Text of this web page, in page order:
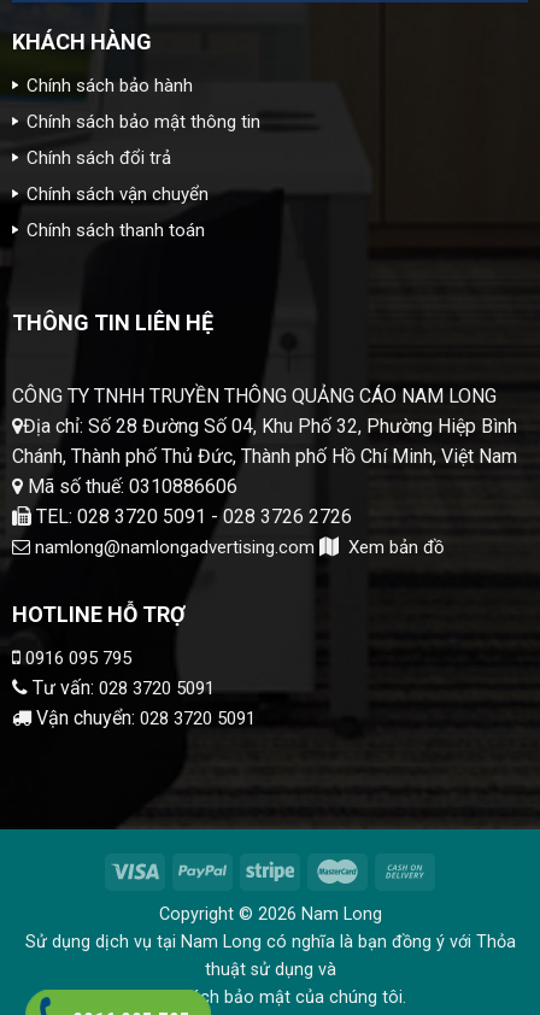
KHÁCH HÀNG
Chính sách bảo hành
Chính sách bảo mật thông tin
Chính sách đổi trả
Chính sách vận chuyển
Chính sách thanh toán
THÔNG TIN LIÊN HỆ
CÔNG TY TNHH TRUYỀN THÔNG QUẢNG CÁO NAM LONG
Địa chỉ: Số 28 Đường Số 04, Khu Phố 32, Phường Hiệp Bình
Chánh, Thành phố Thủ Đức, Thành phố Hồ Chí Minh, Việt Nam
Mã số thuế: 0310886606
TEL: 028 3720 5091 - 028 3726 2726
namlong@namlongadvertising.com Xem bản đồ
HOTLINE HỖ TRỢ
0916 095 795
Tư vấn: 028 3720 5091
Vận chuyển: 028 3720 5091
Copyright © 2026 Nam Long
Sử dụng dịch vụ tại Nam Long có nghĩa là bạn đồng ý với Thỏa
thuật sử dụng và
Chính sách bảo mật của chúng tôi.